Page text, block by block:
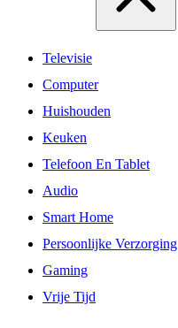
Televisie
Computer
Huishouden
Keuken
Telefoon En Tablet
Audio
Smart Home
Persoonlijke Verzorging
Gaming
Vrije Tijd